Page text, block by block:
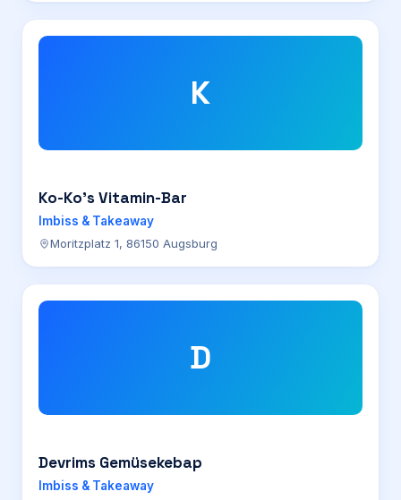
K
Ko-Ko’s Vitamin-Bar
Imbiss & Takeaway
Moritzplatz 1, 86150 Augsburg
D
Devrims Gemüsekebap
Imbiss & Takeaway